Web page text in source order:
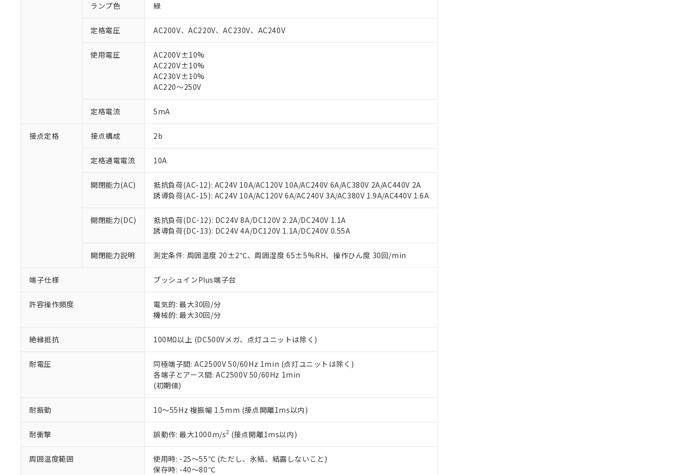
ランプ色 緑
定格電圧 AC200V、AC220V、AC230V、AC240V
使用電圧
AC200V±10%
AC220V±10%
AC230V±10%
AC220～250V
定格電流 5mA
接点定格 接点構成 2b
定格通電電流 10A
開閉能力(AC)
抵抗負荷(AC-12): AC24V 10A/AC120V 10A/AC240V 6A/AC380V 2A/AC440V 2A
誘導負荷(AC-15): AC24V 10A/AC120V 6A/AC240V 3A/AC380V 1.9A/AC440V 1.6A
開閉能力(DC)
抵抗負荷(DC-12): DC24V 8A/DC120V 2.2A/DC240V 1.1A
誘導負荷(DC-13): DC24V 4A/DC120V 1.1A/DC240V 0.55A
開閉能力説明 測定条件: 周囲温度 20±2℃、周囲湿度 65±5%RH、操作ひん度 30回/min
端子仕様 プッシュインPlus端子台
許容操作頻度
電気的: 最大30回/分
機械的: 最大30回/分
絶縁抵抗 100MΩ以上 (DC500Vメガ、点灯ユニットは除く)
耐電圧
同極端子間: AC2500V 50/60Hz 1min (点灯ユニットは除く)
各端子とアース間: AC2500V 50/60Hz 1min
(初期値)
耐振動 10～55Hz 複振幅 1.5mm (接点開離1ms以内)
耐衝撃 誤動作: 最大1000m/s2 (接点開離1ms以内)
周囲温度範囲
使用時: -25～55℃ (ただし、氷結、結露しないこと)
保存時: -40～80℃
ご利用条件
以下の条件をお読みいただき、同意のうえご利用ください。
本サービスは、当社制御機器事業取扱商品の当社在庫状況および標準価格(税抜)を提供させていただ
当社販売員にご相談ください。
オムロン制御機器販売店や当社販売拠点は「販売ネットワーク
」をご確認ください。
在庫状況および標準価格結果を当社の事前の承諾なく第三者に漏洩または開示しないようお願いしま
す。
マイパーツ機能（部品リスト作成サービス）をご利用いただくには、I-Webメンバーズにご登録され
ている必要があります。
お客様が当ウェブサイト上で当社にご登録された部品リストについて、当社および当社の共同利用者
さい。
※当社の共同利用者とは、"個人情報の共同利用に関して"
の「1.共同利用者の範囲」に記載されて
いる法人を指します。
対応予定なし：EU RoHS指令（10物質）の非含有に非対応の商品で、対応品を出す予定はありません。
調査・確認中：EU RoHS指令（10物質）の非含有の対応状況を調査中または確認中の商品です。
非該当品：ライセンス料など無形物で、有害物質有無と関係のない商品です。
仕入先様の事情により、非含有部品としていたものが、含有品と判明した場合などやむを得ず変更すること
があります。
*EU RoHS指令（10物質）：
鉛(Pb) 1000ppm以下、 水銀(Hg) 1000ppm以下、 カドミウム(Cd) 100ppm以下、
六価クロム(Cr(Ⅵ)) 1000ppm以下、ポリ臭化ビフェニル類(PBB) 1000ppm以下、ポリ臭化ジフェニルエーテル類(PBDE) 1000ppm以下、
フタル酸ビス(2-エチルヘキシル) (DEHP)(別名：DOP) 1000ppm以下、フタル酸ブチルベンジル（BBP） 1000ppm以下、フタル酸ジブチ
※2 対応予定月
部品在庫の切り替え状況などにより、予定月が前後することがあります。
※3 非含有証明書ダウンロード
下記の非含有証明書をダウンロードすることができます。
EU RoHS指令（10物質）の非含有証明書
51物質の非含有証明書（当社基準）
※本証明書は発行日時点で非含有を証明するもので、過去に遡って非含有を証明するものではありません。
また、RoHS指令のフタル酸エステル類４物質の対応では、対応完了までの期間は出荷製品に未対応品が
混在することから備考欄に対応日を記載しておりました。
既に当社にて対応品への在庫切替を完了していることから、特段のことがない限り、2022年1月12日よ
り割愛しております。
※1 中国RoHS○×表
「○」：最大均質材料含有率が中国RoHSの基準値以下であることを示します。
「－」：未確認です。当社販売部門へお問い合わせください。
DBP(フタル酸ジブチル) : 1000ppm、 DIBP(フタル酸ジイソブチル) : 1000ppm、 BBP(フタル酸ブチルベンジル) : 1000ppm、
DEHP(フタル酸ビス(2-エチルヘキシル)) : 1000ppm
※2 環境保護使用期限
「ｅ」：有害物質（10物質）のすべてが基準値以下であることを示します。
「10」：通常の使用状況下において有害物質が外部に漏えいし、環境に深刻な影響を及ぼさない年数を意
味します。
「－」：未確認です。当社販売部門へお問い合わせください。
当社は、これら貴社製品のうち、外国為替および外国貿易法に定める商品（以下｢規制貨物等」とい
などの必要な手続きをとります。
当社は、貴社製品を第三者に販売する場合は、上記1、2および3の内容を当該第三者に通知します。
また当社は、販売先および販売に係わる関係者が違法に輸出するおそれがある場合は、取り引きをい
たしません。
合意する キャンセル
号
○ 一定数以上の在庫あり
△ 一定数には満たないが在庫あり
－
在庫なし(最新の在庫状況については、お客様のお取引先、またはお客様担当のオムロン制御
機器販売店・当社販売員にご確認ください)
空
白
受注生産機種、また在庫状況の情報を公開していない機種